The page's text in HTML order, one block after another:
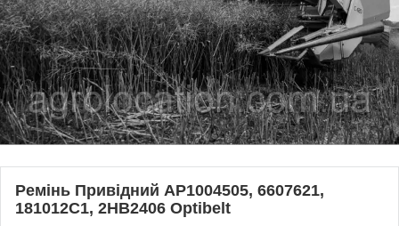
Ремінь Привідний AP1004505, 6607621,
181012C1, 2HB2406 Optibelt